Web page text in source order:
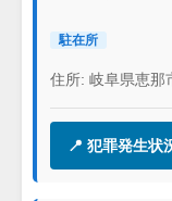
駐在所
住所: 岐阜県恵那
📍 犯罪発生状